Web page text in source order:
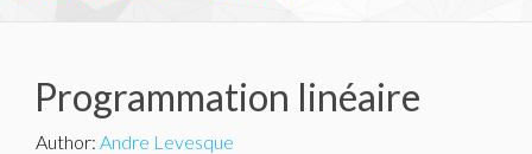
Programmation linéaire
Author: Andre Levesque